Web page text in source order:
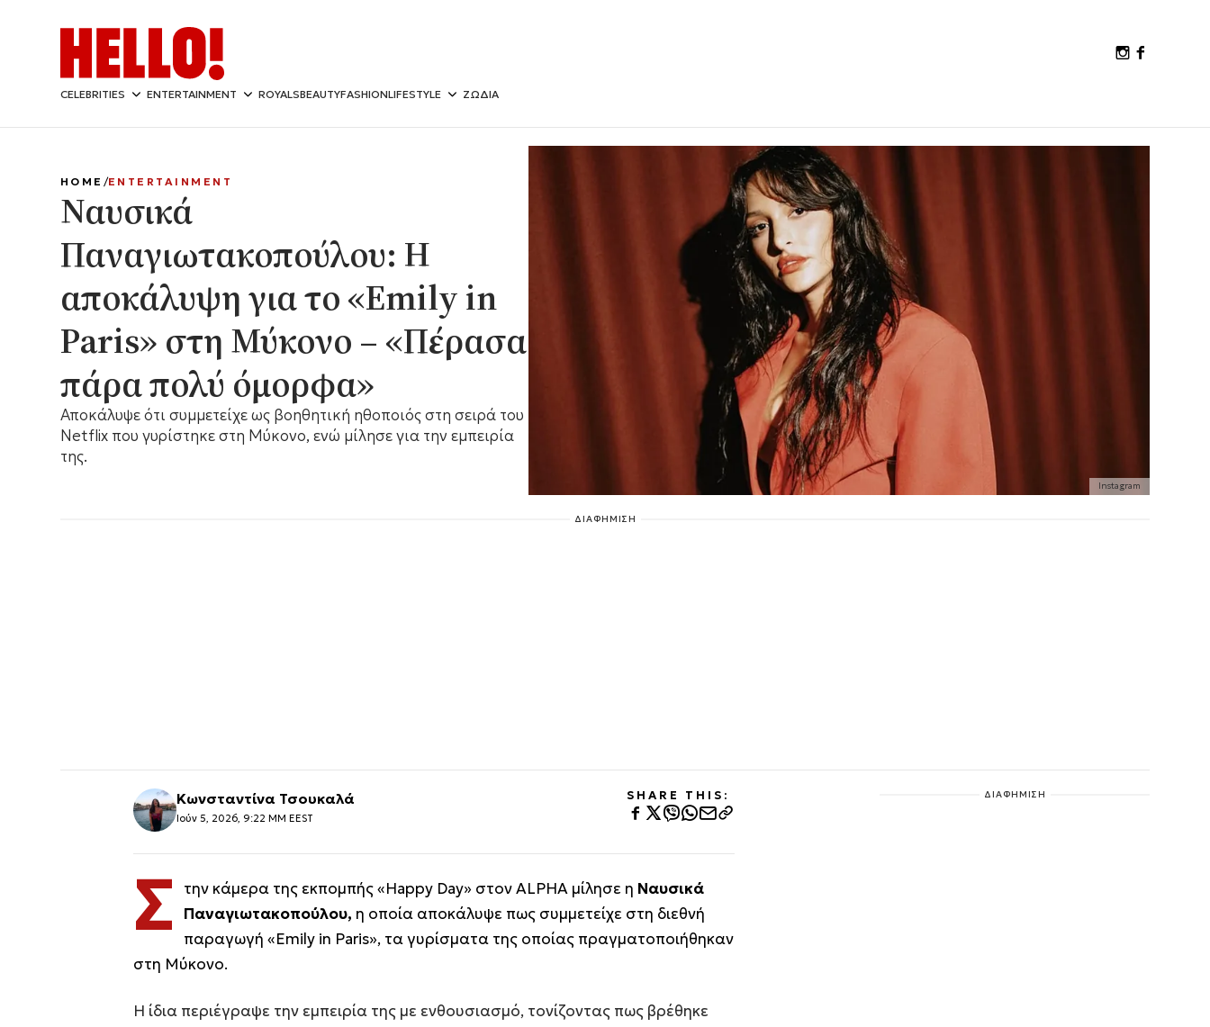
CELEBRITIES ENTERTAINMENT ROYALSBEAUTYFASHIONLIFESTYLE ΖΩΔΙΑ
Instagram
HOME ENTERTAINMENT
Ναυσικά
Παναγιωτακοπούλου: Η
αποκάλυψη για το «Emily in
Paris» στη Μύκονο – «Πέρασα
πάρα πολύ όμορφα»
Αποκάλυψε ότι συμμετείχε ως βοηθητική ηθοποιός στη σειρά του
Netflix που γυρίστηκε στη Μύκονο, ενώ μίλησε για την εμπειρία
της.
ΔΙΑΦΗΜΙΣΗ
Κωνσταντίνα Τσουκαλά
Ιούν 5, 2026, 9:22 ΜΜ EEST
SHARE THIS:
Σ την κάμερα της εκπομπής «Happy Day» στον ALPHA μίλησε η Ναυσικά
Παναγιωτακοπούλου, η οποία αποκάλυψε πως συμμετείχε στη διεθνή
παραγωγή «Emily in Paris», τα γυρίσματα της οποίας πραγματοποιήθηκαν
στη Μύκονο.
Η ίδια περιέγραψε την εμπειρία της με ενθουσιασμό, τονίζοντας πως βρέθηκε
ΔΙΑΦΗΜΙΣΗ